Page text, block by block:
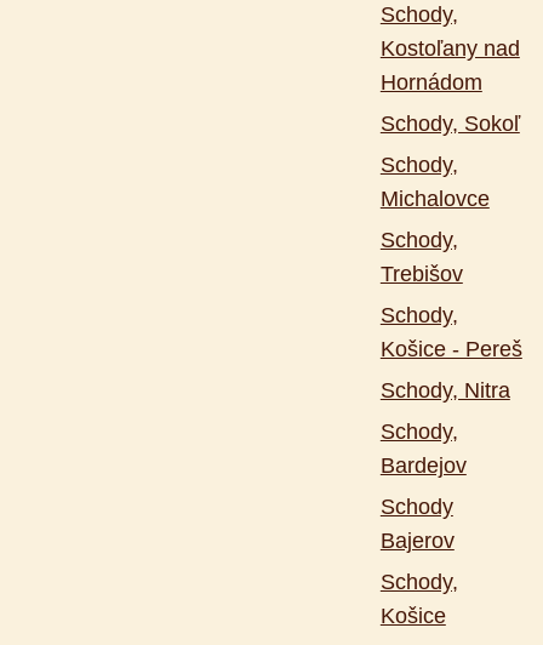
Schody,
Kostoľany nad
Hornádom
Schody, Sokoľ
Schody,
Michalovce
Schody,
Trebišov
Schody,
Košice - Pereš
Schody, Nitra
Schody,
Bardejov
Schody
Bajerov
Schody,
Košice